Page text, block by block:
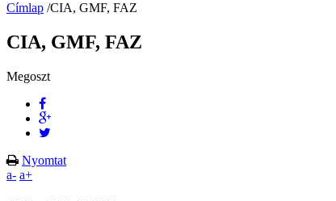
Címlap /CIA, GMF, FAZ
CIA, GMF, FAZ
Megoszt
Nyomtat
a- a+